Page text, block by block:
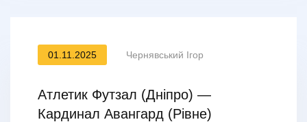
01.11.2025 Чернявський Ігор
Атлетик Футзал (Дніпро) —
Кардинал Авангард (Рівне)